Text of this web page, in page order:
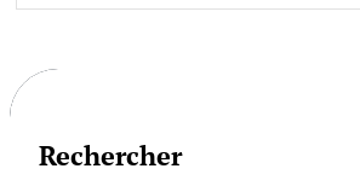
Rechercher